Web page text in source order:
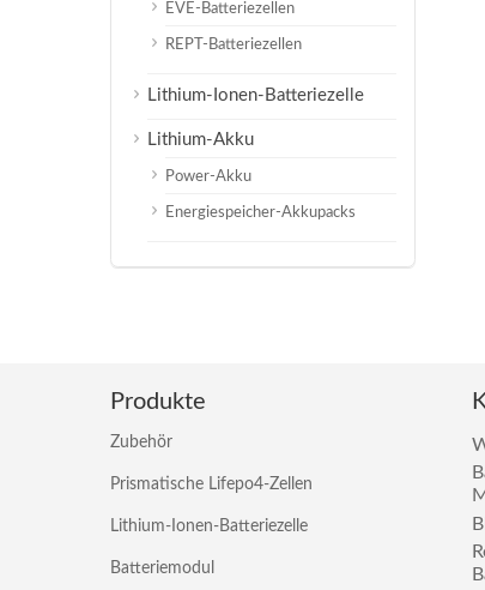
EVE-Batteriezellen
REPT-Batteriezellen
Lithium-Ionen-Batteriezelle
Lithium-Akku
Power-Akku
Energiespeicher-Akkupacks
Produkte
Zubehör
Prismatische Lifepo4-Zellen
Lithium-Ionen-Batteriezelle
Batteriemodul